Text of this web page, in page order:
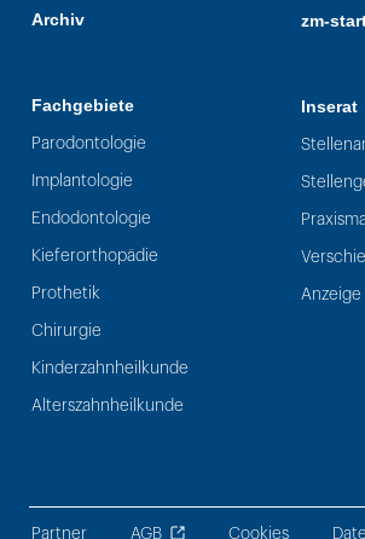
Archiv
Fachgebiete
Parodontologie
Implantologie
Endodontologie
Kieferorthopädie
Prothetik
Chirurgie
Kinderzahnheilkunde
Alterszahnheilkunde
zm-
Inserat
Partner AGB Cookies